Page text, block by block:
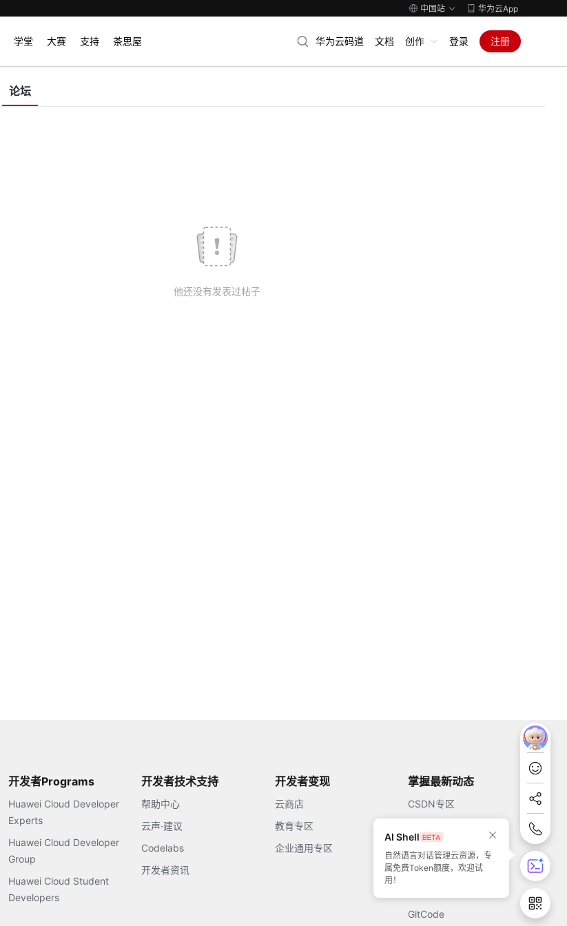
中国站 华为云App
学堂 大赛 支持 茶思屋 华为云码道 文档 创作 登录 注册
论坛
他还没有发表过帖子
开发者Programs
Huawei Cloud Developer
Experts
Huawei Cloud Developer
Group
Huawei Cloud Student
Developers
开发者技术支持
帮助中心
云声·建议
Codelabs
开发者资讯
开发者变现
云商店
教育专区
企业通用专区
掌握最新动态
CSDN专区
51CTO
GitCode
AI Shell
自然语言对话管理云资源，专
属免费Token额度，欢迎试
用！